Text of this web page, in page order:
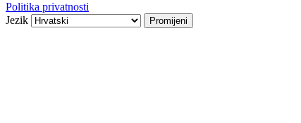
Politika privatnosti
Jezik